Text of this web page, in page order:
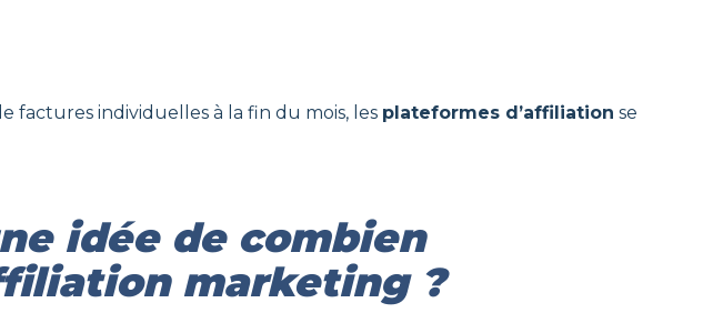
factures individuelles à la fin du mois, les plateformes d’affiliation se
idée de combien
marketing ?